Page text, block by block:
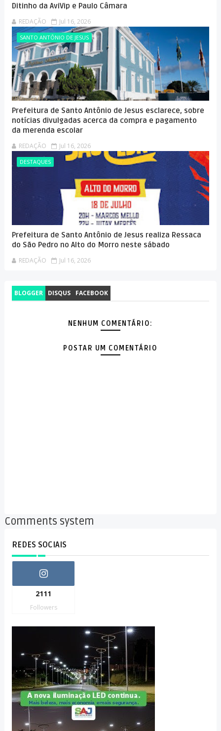
Ditinho da AviVip e Paulo Câmara
REDAÇÃO Jul 16, 2026
SANTO ANTÔNIO DE JESUS
Prefeitura de Santo Antônio de Jesus esclarece, sobre
notícias divulgadas acerca da compra e pagamento
da merenda escolar
REDAÇÃO Jul 16, 2026
DESTAQUES
Prefeitura de Santo Antônio de Jesus realiza Ressaca
do São Pedro no Alto do Morro neste sábado
REDAÇÃO Jul 16, 2026
BLOGGER DISQUS FACEBOOK
NENHUM COMENTÁRIO:
POSTAR UM COMENTÁRIO
Comments system
REDES SOCIAIS
2111
Followers